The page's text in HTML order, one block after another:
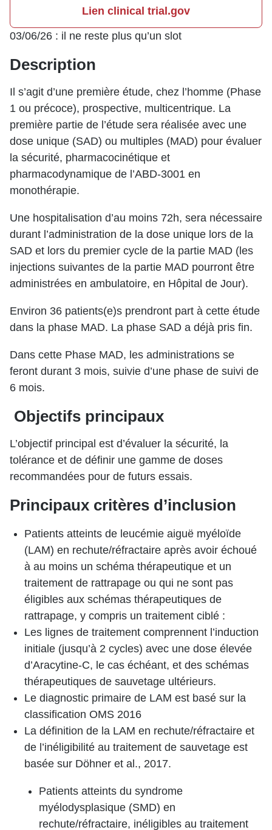
03/06/26 : il ne reste plus qu’un slot
Description
Il s’agit d’une première étude, chez l’homme (Phase
1 ou précoce), prospective, multicentrique. La
première partie de l’étude sera réalisée avec une
dose unique (SAD) ou multiples (MAD) pour évaluer
la sécurité, pharmacocinétique et
pharmacodynamique de l’ABD-3001 en
monothérapie.
Une hospitalisation d’au moins 72h, sera nécessaire
durant l’administration de la dose unique lors de la
SAD et lors du premier cycle de la partie MAD (les
injections suivantes de la partie MAD pourront être
administrées en ambulatoire, en Hôpital de Jour).
Environ 36 patients(e)s prendront part à cette étude
dans la phase MAD. La phase SAD a déjà pris fin.
Dans cette Phase MAD, les administrations se
feront durant 3 mois, suivie d’une phase de suivi de
6 mois.
Objectifs principaux
L’objectif principal est d’évaluer la sécurité, la
tolérance et de définir une gamme de doses
recommandées pour de futurs essais.
Principaux critères d’inclusion
Patients atteints de leucémie aiguë myéloïde
(LAM) en rechute/réfractaire après avoir échoué
à au moins un schéma thérapeutique et un
traitement de rattrapage ou qui ne sont pas
éligibles aux schémas thérapeutiques de
rattrapage, y compris un traitement ciblé :
Les lignes de traitement comprennent l’induction
initiale (jusqu’à 2 cycles) avec une dose élevée
d’Aracytine-C, le cas échéant, et des schémas
thérapeutiques de sauvetage ultérieurs.
Le diagnostic primaire de LAM est basé sur la
classification OMS 2016
La définition de la LAM en rechute/réfractaire et
de l’inéligibilité au traitement de sauvetage est
basée sur Döhner et al., 2017.
Patients atteints du syndrome
myélodysplasique (SMD) en
rechute/réfractaire, inéligibles au traitement
Lien clinical trial.gov